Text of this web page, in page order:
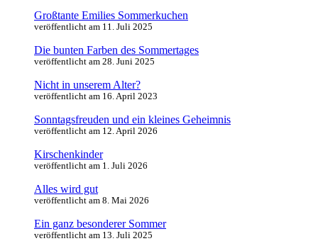
Großtante Emilies Sommerkuchen
veröffentlicht am 11. Juli 2025
Die bunten Farben des Sommertages
veröffentlicht am 28. Juni 2025
Nicht in unserem Alter?
veröffentlicht am 16. April 2023
Sonntagsfreuden und ein kleines Geheimnis
veröffentlicht am 12. April 2026
Kirschenkinder
veröffentlicht am 1. Juli 2026
Alles wird gut
veröffentlicht am 8. Mai 2026
Ein ganz besonderer Sommer
veröffentlicht am 13. Juli 2025